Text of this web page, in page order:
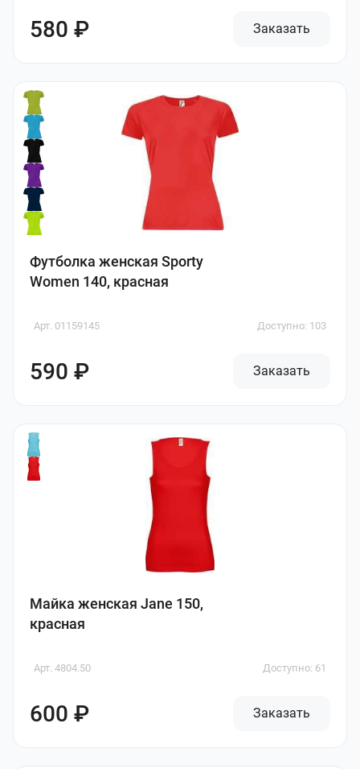
580 ₽ Заказать
Футболка женская Sporty
Women 140, красная
Арт. 01159145 Доступно: 103
590 ₽ Заказать
Майка женская Jane 150,
красная
Арт. 4804.50 Доступно: 61
600 ₽ Заказать